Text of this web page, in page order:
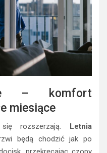
– komfort
miesiące
rozszerzają. Letnia
będą chodzić jak po